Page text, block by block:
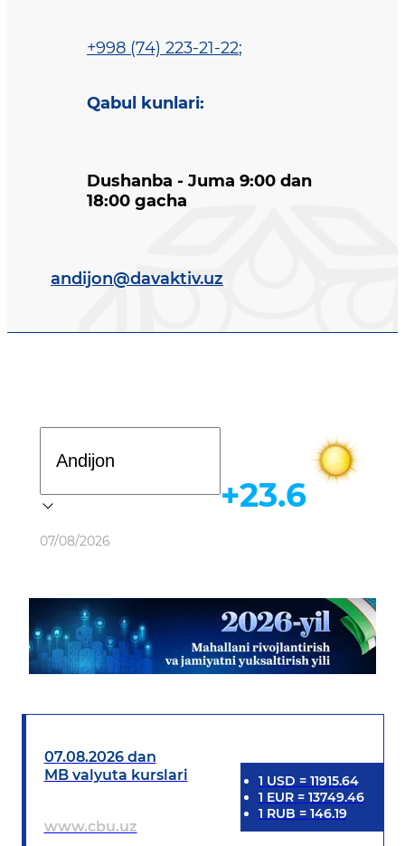
+998 (74) 223-21-22;
Qabul kunlari:
Dushanba - Juma 9:00 dan
18:00 gacha
andijon@davaktiv.uz
Ob-havo
07/08/2026
+23.6
07.08.2026 dan
MB valyuta kurslari
www.cbu.uz
1 USD = 11915.64
1 EUR= 13749.46
1 RUB = 146.19